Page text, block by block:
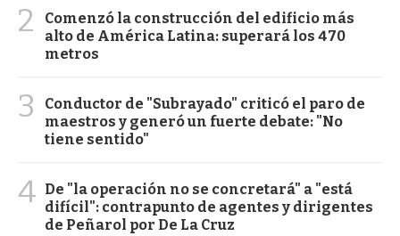
2
Comenzó la construcción del edificio más
alto de América Latina: superará los 470
metros
3
Conductor de "Subrayado" criticó el paro de
maestros y generó un fuerte debate: "No
tiene sentido"
4 De "la operación no se concretará" a "está
difícil": contrapunto de agentes y dirigentes
de Peñarol por De La Cruz